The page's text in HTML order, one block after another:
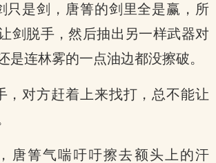
只是剑，唐箐的剑里全是赢，所
剑脱手，然后抽出另一样武器对
是连林雾的一点油边都没擦破。
，对方赶着上来找打，总不能让
唐箐气喘吁吁擦去额头上的汗